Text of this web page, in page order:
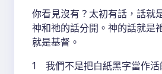
你看見沒有？太初有話，話就
神和祂的話分開。神的話就是
就是基督。
1 我們不是把白紙黑字當作活